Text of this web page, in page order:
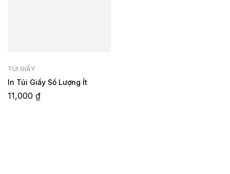
TÚI GIẤY
In Túi Giấy Số Lượng Ít
11,000 ₫